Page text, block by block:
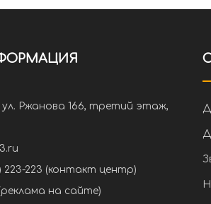
ул. Ржанова 166, третий этаж,
223-223 (контакт центр)
на сайте)